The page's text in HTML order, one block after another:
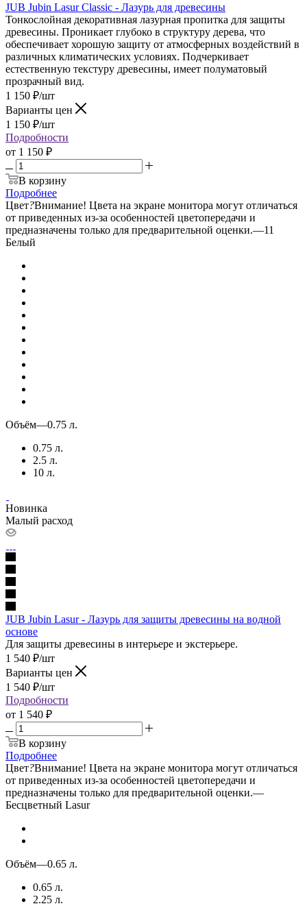
JUB Jubin Lasur Classic - Лазурь для древесины
Тонкослойная декоративная лазурная пропитка для защиты
древесины. Проникает глубоко в структуру дерева, что
обеспечивает хорошую защиту от атмосферных воздействий в
различных климатических условиях. Подчеркивает
естественную текстуру древесины, имеет полуматовый
прозрачный вид.
1 150 ₽/шт
Варианты цен
1 150 ₽/шт
Подробности
от 1 150 ₽
В корзину
Подробнее
Цвет?Внимание! Цвета на экране монитора могут отличаться
от приведенных из-за особенностей цветопередачи и
предназначены только для предварительной оценки.—11
Белый
Объём—0.75 л.
0.75 л.
2.5 л.
10 л.
Новинка
Малый расход
JUB Jubin Lasur - Лазурь для защиты древесины на водной
основе
Для защиты древесины в интерьере и экстерьере.
1 540 ₽/шт
Варианты цен
1 540 ₽/шт
Подробности
от 1 540 ₽
В корзину
Подробнее
Цвет?Внимание! Цвета на экране монитора могут отличаться
от приведенных из-за особенностей цветопередачи и
предназначены только для предварительной оценки.—
Бесцветный Lasur
Объём—0.65 л.
0.65 л.
2.25 л.